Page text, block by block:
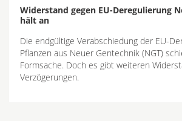
Widerstand gegen EU-Deregulierung
hält an
Die endgültige Verabschiedung der EU-
Pflanzen aus Neuer Gentechnik (NGT)
Formsache. Doch es gibt weiteren
Verzögerungen.